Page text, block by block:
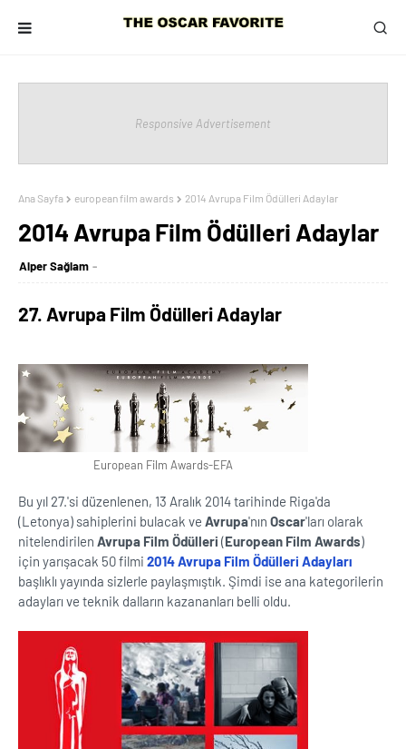
Responsive Advertisement
Ana Sayfa european film awards 2014 Avrupa Film Ödülleri Adaylar
2014 Avrupa Film Ödülleri Adaylar
Alper Sağlam
27. Avrupa Film Ödülleri Adaylar
European Film Awards-EFA
Bu yıl 27.'si düzenlenen, 13 Aralık 2014 tarihinde Riga'da
(Letonya) sahiplerini bulacak ve Avrupa'nın Oscar'ları olarak
nitelendirilen Avrupa Film Ödülleri (European Film Awards)
için yarışacak 50 filmi 2014 Avrupa Film Ödülleri Adayları
başlıklı yayında sizlerle paylaşmıştık. Şimdi ise ana kategorilerin
adayları ve teknik dalların kazananları belli oldu.